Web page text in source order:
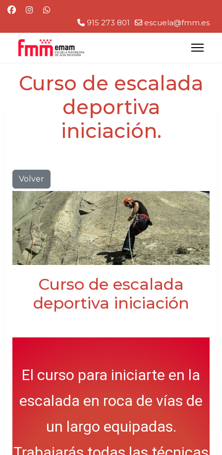
915 273 801 escuela@fmm.es
Curso de escalada
deportiva
iniciación.
Volver
Curso de escalada
deportiva iniciación
El curso para iniciarte en la
escalada en roca de vías de
un largo equipadas.